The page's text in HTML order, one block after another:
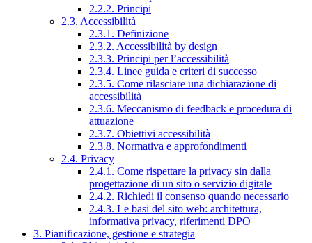
2.2.2. Principi
2.3. Accessibilità
2.3.1. Definizione
2.3.2. Accessibilità by design
2.3.3. Principi per l’accessibilità
2.3.4. Linee guida e criteri di successo
2.3.5. Come rilasciare una dichiarazione di
accessibilità
2.3.6. Meccanismo di feedback e procedura di
attuazione
2.3.7. Obiettivi accessibilità
2.3.8. Normativa e approfondimenti
2.4. Privacy
2.4.1. Come rispettare la privacy sin dalla
progettazione di un sito o servizio digitale
2.4.2. Richiedi il consenso quando necessario
2.4.3. Le basi del sito web: architettura,
informativa privacy, riferimenti DPO
3. Pianificazione, gestione e strategia